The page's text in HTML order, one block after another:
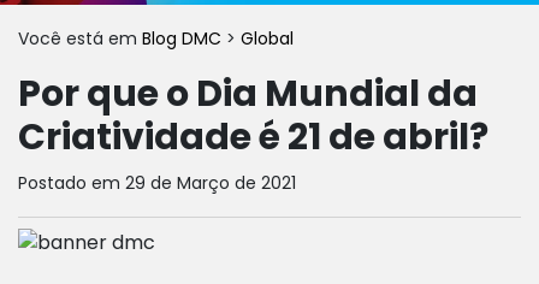
Você está em Blog DMC > Global
Por que o Dia Mundial da
Criatividade é 21 de abril?
Postado em 29 de Março de 2021